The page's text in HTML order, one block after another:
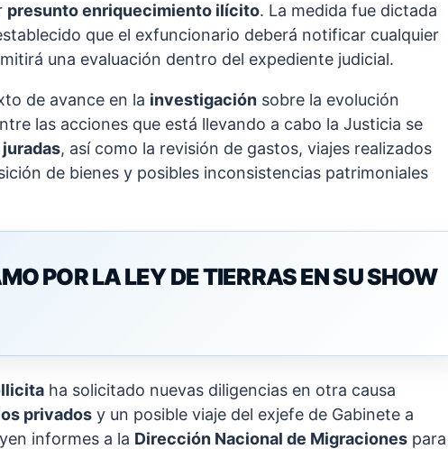
presunto enriquecimiento ilícito. La medida fue dictada
que el exfuncionario deberá notificar cualquier
una evaluación dentro del expediente judicial.
de avance en la investigación sobre la evolución
las acciones que está llevando a cabo la Justicia se
, así como la revisión de gastos, viajes realizados
de bienes y posibles inconsistencias patrimoniales
POR LA LEY DE TIERRAS EN SU SHOW
ha solicitado nuevas diligencias en otra causa
privados y un posible viaje del exjefe de Gabinete a
informes a la Dirección Nacional de Migraciones para